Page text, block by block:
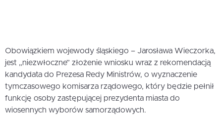
Obowiązkiem wojewody śląskiego – Jarosława Wieczorka,
jest „niezwłoczne” złożenie wniosku wraz z rekomendacją
kandydata do Prezesa Redy Ministrów, o wyznaczenie
tymczasowego komisarza rządowego, który będzie pełnił
funkcję osoby zastępującej prezydenta miasta do
wiosennych wyborów samorządowych.